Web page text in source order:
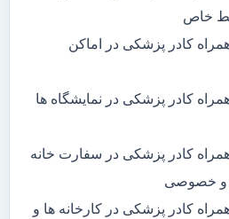
خاص
همراه کادر پزشکی در اماکن
کادر پزشکی در نمایشگاه ها
همراه کادر پزشکی در سفارت خانه
و خصوصی
کادر پزشکی در کارخانه ها و